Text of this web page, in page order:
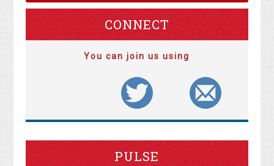
CONNECT
You can join us using
PULSE